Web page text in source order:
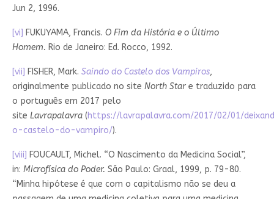
Jun 2, 1996.
[vi] FUKUYAMA, Francis. O Fim da História e o Último
Homem. Rio de Janeiro: Ed. Rocco, 1992.
[vii] FISHER, Mark. Saindo do Castelo dos Vampiros,
originalmente publicado no site North Stare traduzido para
o português em 2017 pelo
site Lavrapalavra (https://lavrapalavra.com/2017/02/01/
o-castelo-do-vampiro/).
[viii] FOUCAULT, Michel. “O Nascimento da Medicina Social”,
in: Microfísica do Poder. São Paulo: Graal, 1999, p. 79-80.
“Minha hipótese é que com o capitalismo não se deu a